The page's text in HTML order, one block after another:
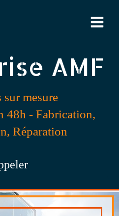
AMF
sur mesure
48h - Fabrication,
Réparation